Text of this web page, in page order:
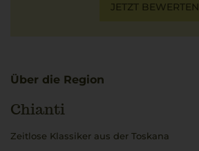
JETZT BEWERTEN
Über die Region
Chianti
Zeitlose Klassiker aus der Toskana